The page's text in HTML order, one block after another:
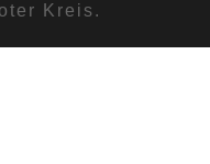
Kreis.